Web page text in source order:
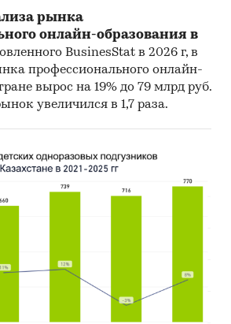
рынка
онлайн-образования в
BusinesStat в 2026 г, в
профессионального онлайн-
вырос на 19% до 79 млрд руб.
увеличился в 1,7 раза.